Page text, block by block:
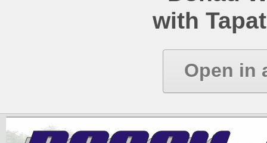
with
Open in